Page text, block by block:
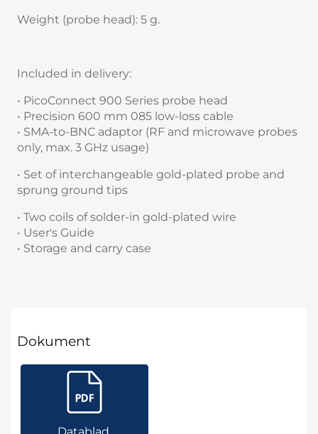
Weight (probe head): 5 g.
Included in delivery:
• PicoConnect 900 Series probe head
• Precision 600 mm 085 low-loss cable
• SMA-to-BNC adaptor (RF and microwave probes
only, max. 3 GHz usage)
• Set of interchangeable gold-plated probe and
sprung ground tips
• Two coils of solder-in gold-plated wire
• User's Guide
• Storage and carry case
Dokument